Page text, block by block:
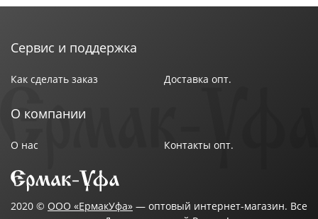
Сервис и поддержка
Как сделать заказ Доставка опт.
О компании
О нас Контакты опт.
2020 © ООО «ЕрмакУфа» — оптовый интернет-магазин. Все